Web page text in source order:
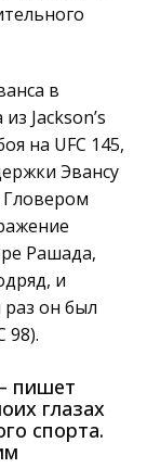
в
Jackson’s
на UFC 145,
Эвансу
Гловером
Рашада,
и
он был
98).
пишет
глазах
спорта.